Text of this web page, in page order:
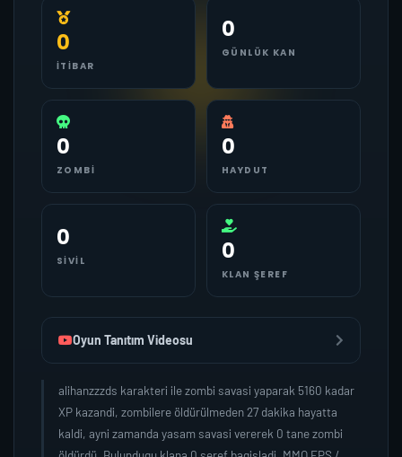
0
İTIBAR
0
GÜNLÜK KAN
0
ZOMBI
0
HAYDUT
0
SIVIL 0
KLAN ŞEREF
Oyun Tanıtım Videosu
alihanzzzds karakteri ile zombi savasi yaparak 5160 kadar
XP kazandi, zombilere öldürülmeden 27 dakika hayatta
kaldi, ayni zamanda yasam savasi vererek 0 tane zombi